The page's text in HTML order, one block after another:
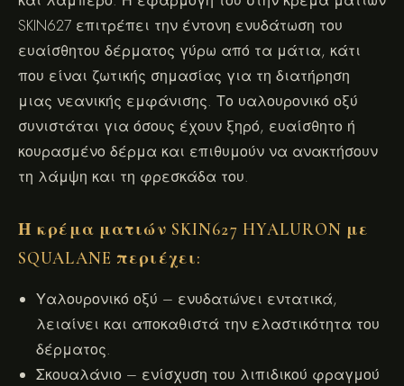
SKIN627 επιτρέπει την έντονη ενυδάτωση του
ευαίσθητου δέρματος γύρω από τα μάτια, κάτι
που είναι ζωτικής σημασίας για τη διατήρηση
μιας νεανικής εμφάνισης. Το υαλουρονικό οξύ
συνιστάται για όσους έχουν ξηρό, ευαίσθητο ή
κουρασμένο δέρμα και επιθυμούν να ανακτήσουν
τη λάμψη και τη φρεσκάδα του.
Η κρέμα ματιών SKIN627 HYALURON με
SQUALANE περιέχει:
Υαλουρονικό οξύ – ενυδατώνει εντατικά,
λειαίνει και αποκαθιστά την ελαστικότητα του
δέρματος.
Σκουαλάνιο – ενίσχυση του λιπιδικού φραγμού